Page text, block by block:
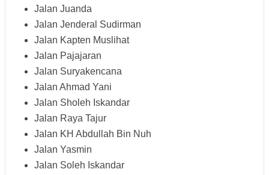
Jalan Juanda
Jalan Jenderal Sudirman
Jalan Kapten Muslihat
Jalan Pajajaran
Jalan Suryakencana
Jalan Ahmad Yani
Jalan Sholeh Iskandar
Jalan Raya Tajur
Jalan KH Abdullah Bin Nuh
Jalan Yasmin
Jalan Soleh Iskandar